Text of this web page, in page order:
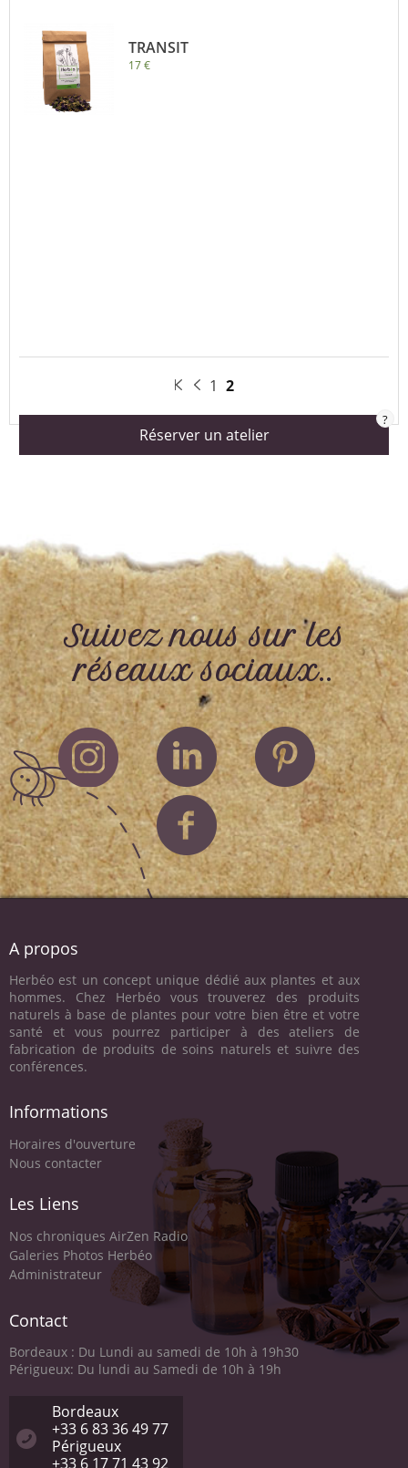
TRANSIT
17 €
1 2
Réserver un atelier
?
Suivez nous sur les
réseaux sociaux..
A propos
Herbéo est un concept unique dédié aux plantes et aux
hommes. Chez Herbéo vous trouverez des produits
naturels à base de plantes pour votre bien être et votre
santé et vous pourrez participer à des ateliers de
fabrication de produits de soins naturels et suivre des
conférences.
Informations
Horaires d'ouverture
Nous contacter
Les Liens
Nos chroniques AirZen Radio
Galeries Photos Herbéo
Administrateur
Contact
Bordeaux : Du Lundi au samedi de 10h à 19h30
Périgueux: Du lundi au Samedi de 10h à 19h
Bordeaux
+33 6 83 36 49 77
Périgueux
+33 6 17 71 43 92